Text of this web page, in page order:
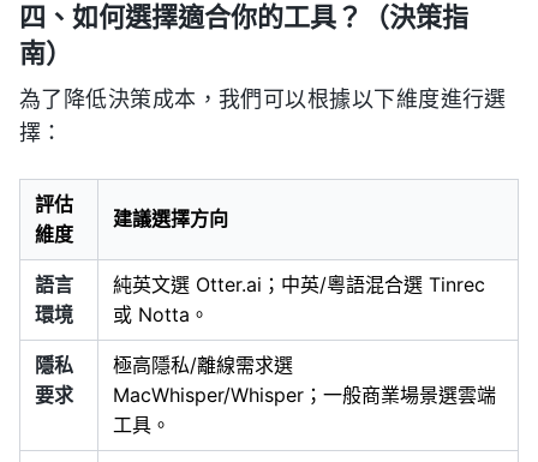
四、如何選擇適合你的工具？（決策指
南）
為了降低決策成本，我們可以根據以下維度進行選
擇：
評估
維度
建議選擇方向
語言
環境
純英文選 Otter.ai；中英/粵語混合選 Tinrec
或 Notta。
隱私
要求
極高隱私/離線需求選
MacWhisper/Whisper；一般商業場景選雲端
工具。